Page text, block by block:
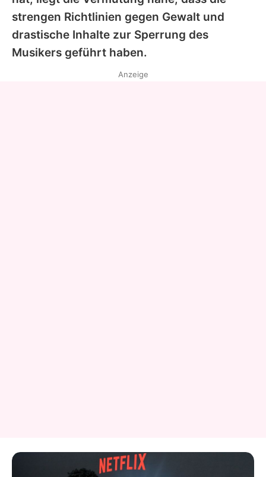
Utiq verwalten
strengen Richtlinien gegen Gewalt und
drastische Inhalte zur Sperrung des
Musikers geführt haben.
Anzeige